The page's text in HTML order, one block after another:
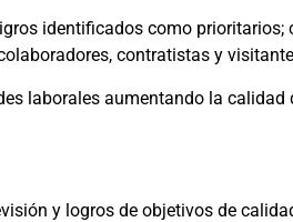
identificados como
contratistas y
laborales aumentando la
y logros de objetivos de